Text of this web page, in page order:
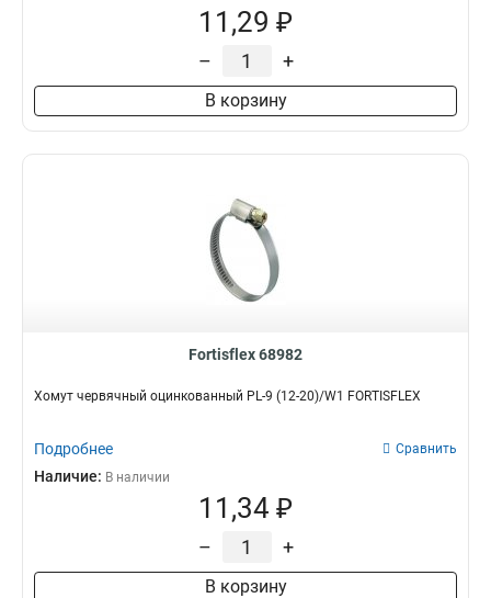
11,29 ₽
– +
В корзину
Fortisflex 68982
Хомут червячный оцинкованный PL-9 (12-20)/W1 FORTISFLEX
Подробнее Сравнить
Наличие: В наличии
11,34 ₽
– +
В корзину